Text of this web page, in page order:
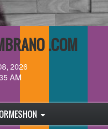
.COM
2026
AM